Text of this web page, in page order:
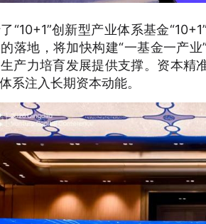
“10+1”创新型产业体系基金
落地，将加快构建“一基金一产
产力培育发展提供支撑。资本精
系注入长期资本动能。